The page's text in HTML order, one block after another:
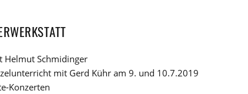
Helmut Schmidinger
mit Gerd Kühr am 9. und 10.7.2019
Konzerten